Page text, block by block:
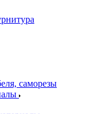
саморезы